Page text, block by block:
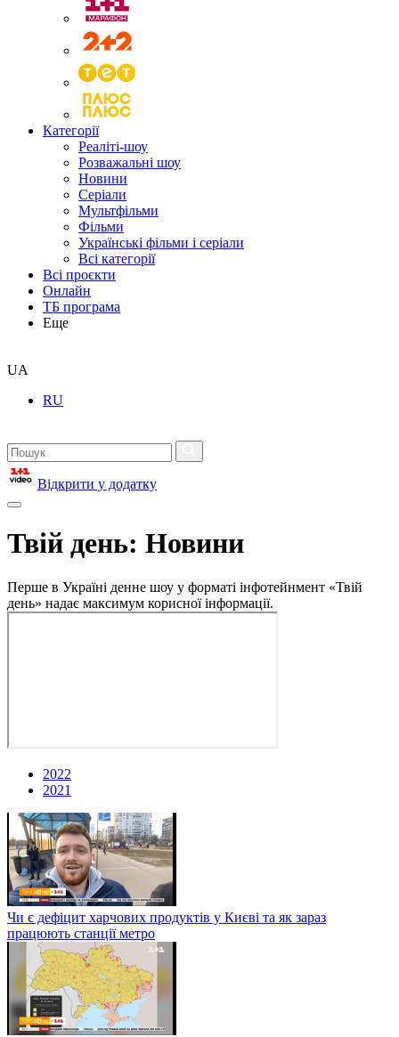
Категорії
Реаліті-шоу
Розважальні шоу
Новини
Серіали
Мультфільми
Фільми
Українські фільми і серіали
Всі категорії
Всі проєкти
Онлайн
ТБ програма
Еще
UA
RU
Відкрити у додатку
Твій день: Новини
Перше в Україні денне шоу у форматі інфотейнмент «Твій
день» надає максимум корисної інформації.
2022
2021
Чи є дефіцит харчових продуктів у Києві та як зараз
працюють станції метро